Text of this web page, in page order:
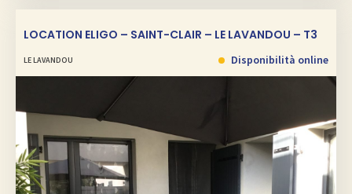
LOCATION ELIGO – SAINT-CLAIR – LE LAVANDOU – T3
LE LAVANDOU Disponibilità online